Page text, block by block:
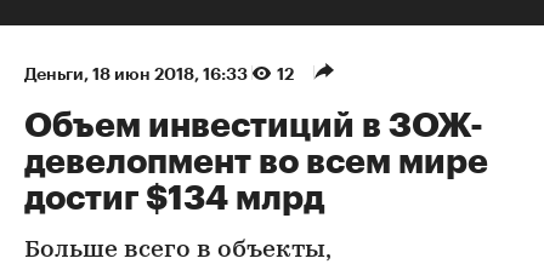
Деньги⁠, 18 июн 2018, 16:33 12
Объем инвестиций в ЗОЖ-
девелопмент во всем мире
достиг $134 млрд
Больше всего в объекты,